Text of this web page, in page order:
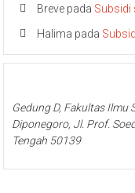
Breve pada Subsidi
Halima pada
Gedung D, Fakultas Ilmu
Diponegoro, Jl. Prof.
Tengah 50139